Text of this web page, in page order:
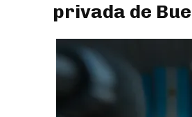
privada de